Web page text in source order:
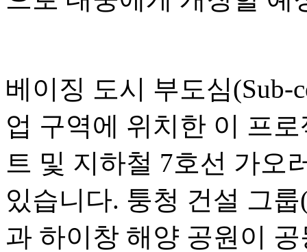
베이징 도시 부도심(Sub-
업 구역에 위치한 이 프
트 및 지하철 7호선 가오
있습니다. 퉁청 건설 그룹
과 하이창 해양 공원이